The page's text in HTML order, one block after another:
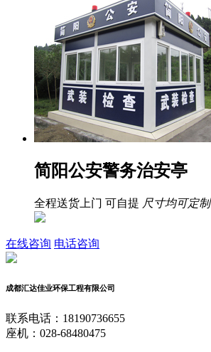
简阳公安警务治安亭
全程送货上门 可自提 尺寸均可定制
在线咨询 电话咨询
成都汇达佳业环保工程有限公司
联系电话：18190736655
座机：028-68480475